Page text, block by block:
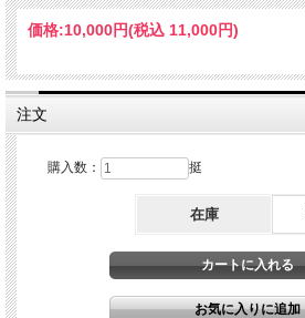
価格:10,000円(税込 11,000円)
注文
購入数： 挺
在庫